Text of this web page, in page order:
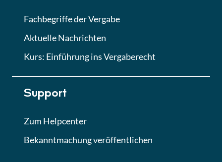
Fachbegriffe der Vergabe
Aktuelle Nachrichten
Kurs: Einführung ins Vergaberecht
Support
Zum Helpcenter
Bekanntmachung veröffentlichen